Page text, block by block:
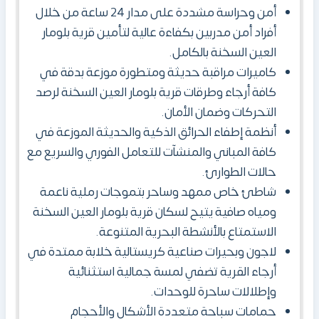
أمن وحراسة مشددة على مدار 24 ساعة من خلال
أفراد أمن مدربين بكفاءة عالية لتأمين قرية بلومار
العين السخنة بالكامل.
كاميرات مراقبة حديثة ومتطورة موزعة بدقة في
كافة أرجاء وطرقات قرية بلومار العين السخنة لرصد
التحركات وضمان الأمان.
أنظمة إطفاء الحرائق الذكية والحديثة الموزعة في
كافة المباني والمنشآت للتعامل الفوري والسريع مع
حالات الطوارئ.
شاطئ خاص ممهد وساحر بتموجات رملية ناعمة
ومياه صافية يتيح لسكان قرية بلومار العين السخنة
الاستمتاع بالأنشطة البحرية المتنوعة.
لاجون وبحيرات صناعية كريستالية خلابة ممتدة في
أرجاء القرية تضفي لمسة جمالية استثنائية
وإطلالات ساحرة للوحدات.
حمامات سباحة متعددة الأشكال والأحجام